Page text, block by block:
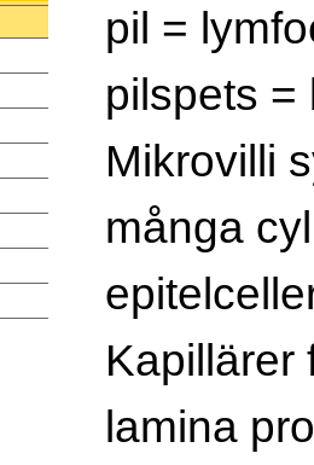
pil =
pilspets =
Mikrovilli
många
Kapillärer
lamina